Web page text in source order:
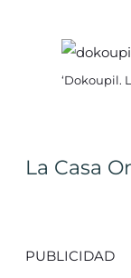
‘Dokoupil.
La Casa
PUBLICIDAD